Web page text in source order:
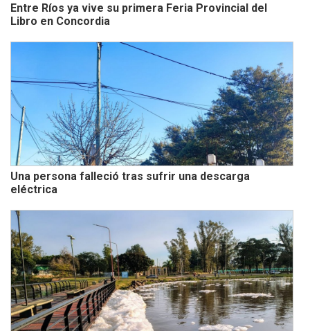
Entre Ríos ya vive su primera Feria Provincial del
Libro en Concordia
Una persona falleció tras sufrir una descarga
eléctrica